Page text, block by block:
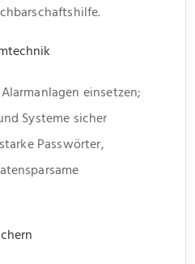
einsetzen;
Systeme sicher
Passwörter,